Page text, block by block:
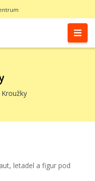
Kroužky
letadel a figur pod